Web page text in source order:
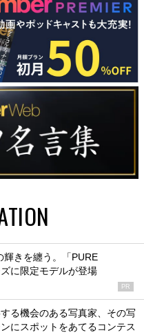
輝きを纏う。「PURE
に限定モデルが登場
PR
る機会のある写真家、その写
にスポットをあてるコンテス